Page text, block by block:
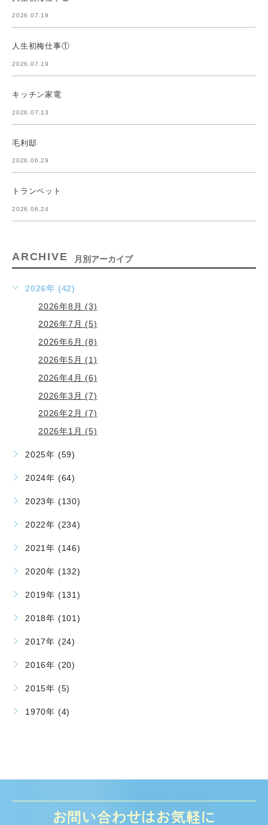
2026.07.19
人生初梅仕事①
2026.07.19
キッチン家電
2026.07.13
毛利邸
2026.06.29
トランペット
2026.06.24
ARCHIVE 月別アーカイブ
2026年 (42)
2026年8月 (3)
2026年7月 (5)
2026年6月 (8)
2026年5月 (1)
2026年4月 (6)
2026年3月 (7)
2026年2月 (7)
2026年1月 (5)
2025年 (59)
2024年 (64)
2023年 (130)
2022年 (234)
2021年 (146)
2020年 (132)
2019年 (131)
2018年 (101)
2017年 (24)
2016年 (20)
2015年 (5)
1970年 (4)
お問い合わせはお気軽に